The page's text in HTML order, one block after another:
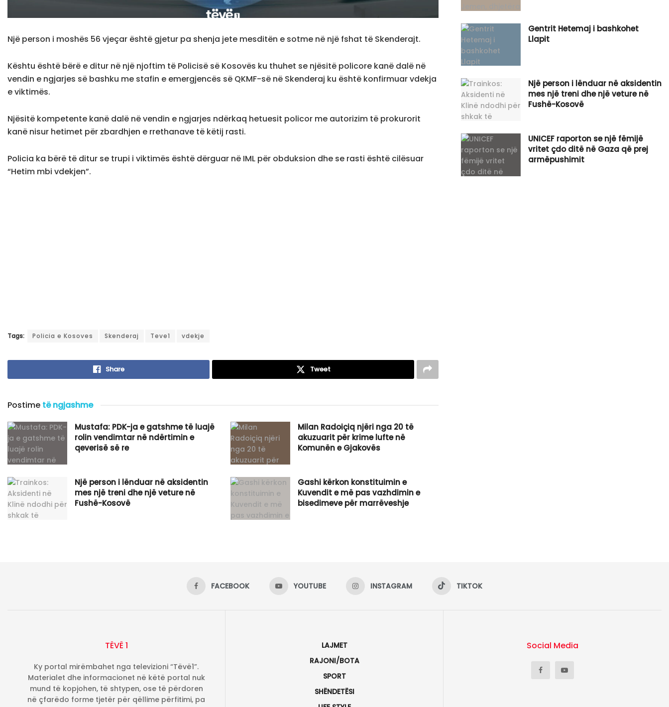
Një person i moshës 56 vjeçar është gjetur pa shenja jete mesditën e sotme në një fshat të Skenderajt.
Kështu është bërë e ditur në një njoftim të Policisë së Kosovës ku thuhet se njësitë policore kanë dalë në
vendin e ngjarjes së bashku me stafin e emergjencës së QKMF-së në Skenderaj ku është konfirmuar vdekja
e viktimës.
Njësitë kompetente kanë dalë në vendin e ngjarjes ndërkaq hetuesit policor me autorizim të prokurorit
kanë nisur hetimet për zbardhjen e rrethanave të këtij rasti.
Policia ka bërë të ditur se trupi i viktimës është dërguar në IML për obduksion dhe se rasti është cilësuar
“Hetim mbi vdekjen”.
Tags: Policia e Kosoves Skenderaj Teve1 vdekje
Share Tweet
Postime të ngjashme
Mustafa: PDK-ja e gatshme të luajë
rolin vendimtar në ndërtimin e
qeverisë së re
Milan Radoiçiq njëri nga 20 të
akuzuarit për krime lufte në
Komunën e Gjakovës
Një person i lënduar në aksidentin
mes një treni dhe një veture në
Fushë-Kosovë
Gashi kërkon konstituimin e
Kuvendit e më pas vazhdimin e
bisedimeve për marrëveshje
Gentrit Hetemaj i bashkohet
Llapit
Një person i lënduar në aksidentin
mes një treni dhe një veture në
Fushë-Kosovë
UNICEF raporton se një fëmijë
vritet çdo ditë në Gaza që prej
armëpushimit
FACEBOOK YOUTUBE INSTAGRAM TIKTOK
TËVË 1
Ky portal mirëmbahet nga televizioni “Tëvë1”.
Materialet dhe informacionet në këtë portal nuk
mund të kopjohen, të shtypen, ose të përdoren
në çfarëdo forme tjetër për qëllime përfitimi, pa
LAJMET
RAJONI/BOTA
SPORT
SHËNDETËSI
Social Media